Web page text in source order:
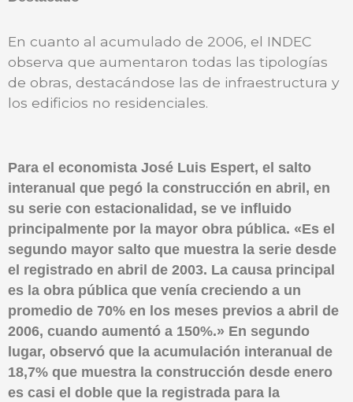
En cuanto al acumulado de 2006, el INDEC
observa que aumentaron todas las tipologías
de obras, destacándose las de infraestructura y
los edificios no residenciales.
Para el economista José Luis Espert, el salto
interanual que pegó la construcción en abril, en
su serie con estacionalidad, se ve influido
principalmente por la mayor obra pública. «Es el
segundo mayor salto que muestra la serie desde
el registrado en abril de 2003. La causa principal
es la obra pública que venía creciendo a un
promedio de 70% en los meses previos a abril de
2006, cuando aumentó a 150%.» En segundo
lugar, observó que la acumulación interanual de
18,7% que muestra la construcción desde enero
es casi el doble que la registrada para la